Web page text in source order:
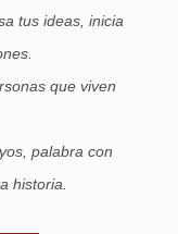
tus ideas, inicia
que viven
palabra con
historia.